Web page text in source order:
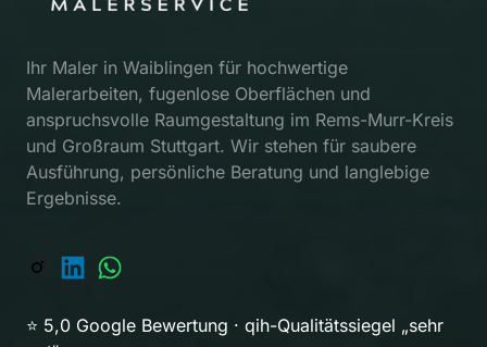
Ihr Maler in Waiblingen für hochwertige
Malerarbeiten, fugenlose Oberflächen und
anspruchsvolle Raumgestaltung im Rems-Murr-Kreis
und Großraum Stuttgart. Wir stehen für saubere
Ausführung, persönliche Beratung und langlebige
Ergebnisse.
⭐ 5,0 Google Bewertung · qih-Qualitätssiegel „sehr